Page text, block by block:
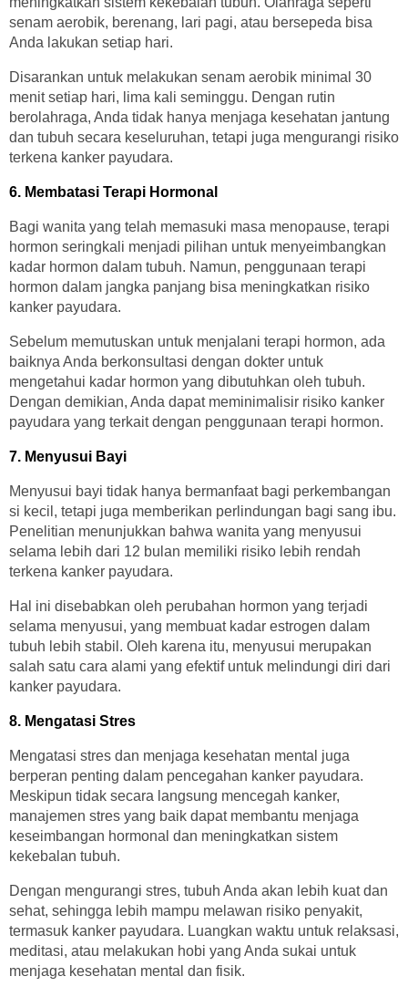
senam aerobik, berenang, lari pagi, atau bersepeda bisa
Anda lakukan setiap hari.
Disarankan untuk melakukan senam aerobik minimal 30
menit setiap hari, lima kali seminggu. Dengan rutin
berolahraga, Anda tidak hanya menjaga kesehatan jantung
dan tubuh secara keseluruhan, tetapi juga mengurangi risiko
terkena kanker payudara.
6. Membatasi Terapi Hormonal
Bagi wanita yang telah memasuki masa menopause, terapi
hormon seringkali menjadi pilihan untuk menyeimbangkan
kadar hormon dalam tubuh. Namun, penggunaan terapi
hormon dalam jangka panjang bisa meningkatkan risiko
kanker payudara.
Sebelum memutuskan untuk menjalani terapi hormon, ada
baiknya Anda berkonsultasi dengan dokter untuk
mengetahui kadar hormon yang dibutuhkan oleh tubuh.
Dengan demikian, Anda dapat meminimalisir risiko kanker
payudara yang terkait dengan penggunaan terapi hormon.
7. Menyusui Bayi
Menyusui bayi tidak hanya bermanfaat bagi perkembangan
si kecil, tetapi juga memberikan perlindungan bagi sang ibu.
Penelitian menunjukkan bahwa wanita yang menyusui
selama lebih dari 12 bulan memiliki risiko lebih rendah
terkena kanker payudara.
Hal ini disebabkan oleh perubahan hormon yang terjadi
selama menyusui, yang membuat kadar estrogen dalam
tubuh lebih stabil. Oleh karena itu, menyusui merupakan
salah satu cara alami yang efektif untuk melindungi diri dari
kanker payudara.
8. Mengatasi Stres
Mengatasi stres dan menjaga kesehatan mental juga
berperan penting dalam pencegahan kanker payudara.
Meskipun tidak secara langsung mencegah kanker,
manajemen stres yang baik dapat membantu menjaga
keseimbangan hormonal dan meningkatkan sistem
kekebalan tubuh.
Dengan mengurangi stres, tubuh Anda akan lebih kuat dan
sehat, sehingga lebih mampu melawan risiko penyakit,
termasuk kanker payudara. Luangkan waktu untuk relaksasi,
meditasi, atau melakukan hobi yang Anda sukai untuk
menjaga kesehatan mental dan fisik.